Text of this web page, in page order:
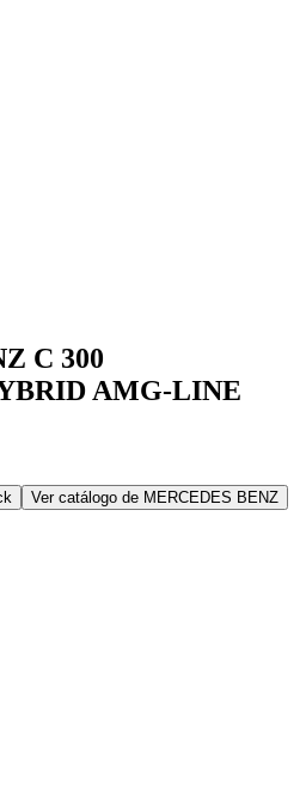
C 300
AMG-LINE
Ver catálogo de MERCEDES BENZ